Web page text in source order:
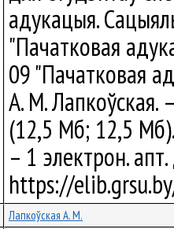
адукацыя.
"Пачатковая
09 "Пачатковая
А. М. Лапкоўская.
(12,5 Мб; 12,5
– 1 электрон.
https://
Лапкоўская А. М.